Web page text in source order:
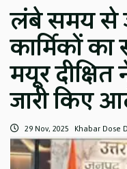
लंबे समय से
कार्मिकों
मयूर
जारी किए
29 Nov, 2025 Khabar Dose